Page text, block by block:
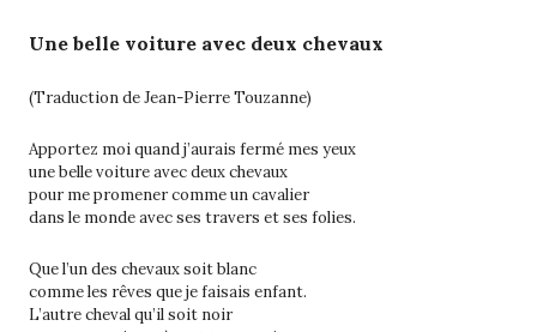
Une belle voiture avec deux chevaux
(Traduction de Jean-Pierre Touzanne)
Apportez moi quand j’aurais fermé mes yeux
une belle voiture avec deux chevaux
pour me promener comme un cavalier
dans le monde avec ses travers et ses folies.
Que l’un des chevaux soit blanc
comme les rêves que je faisais enfant.
L’autre cheval qu’il soit noir